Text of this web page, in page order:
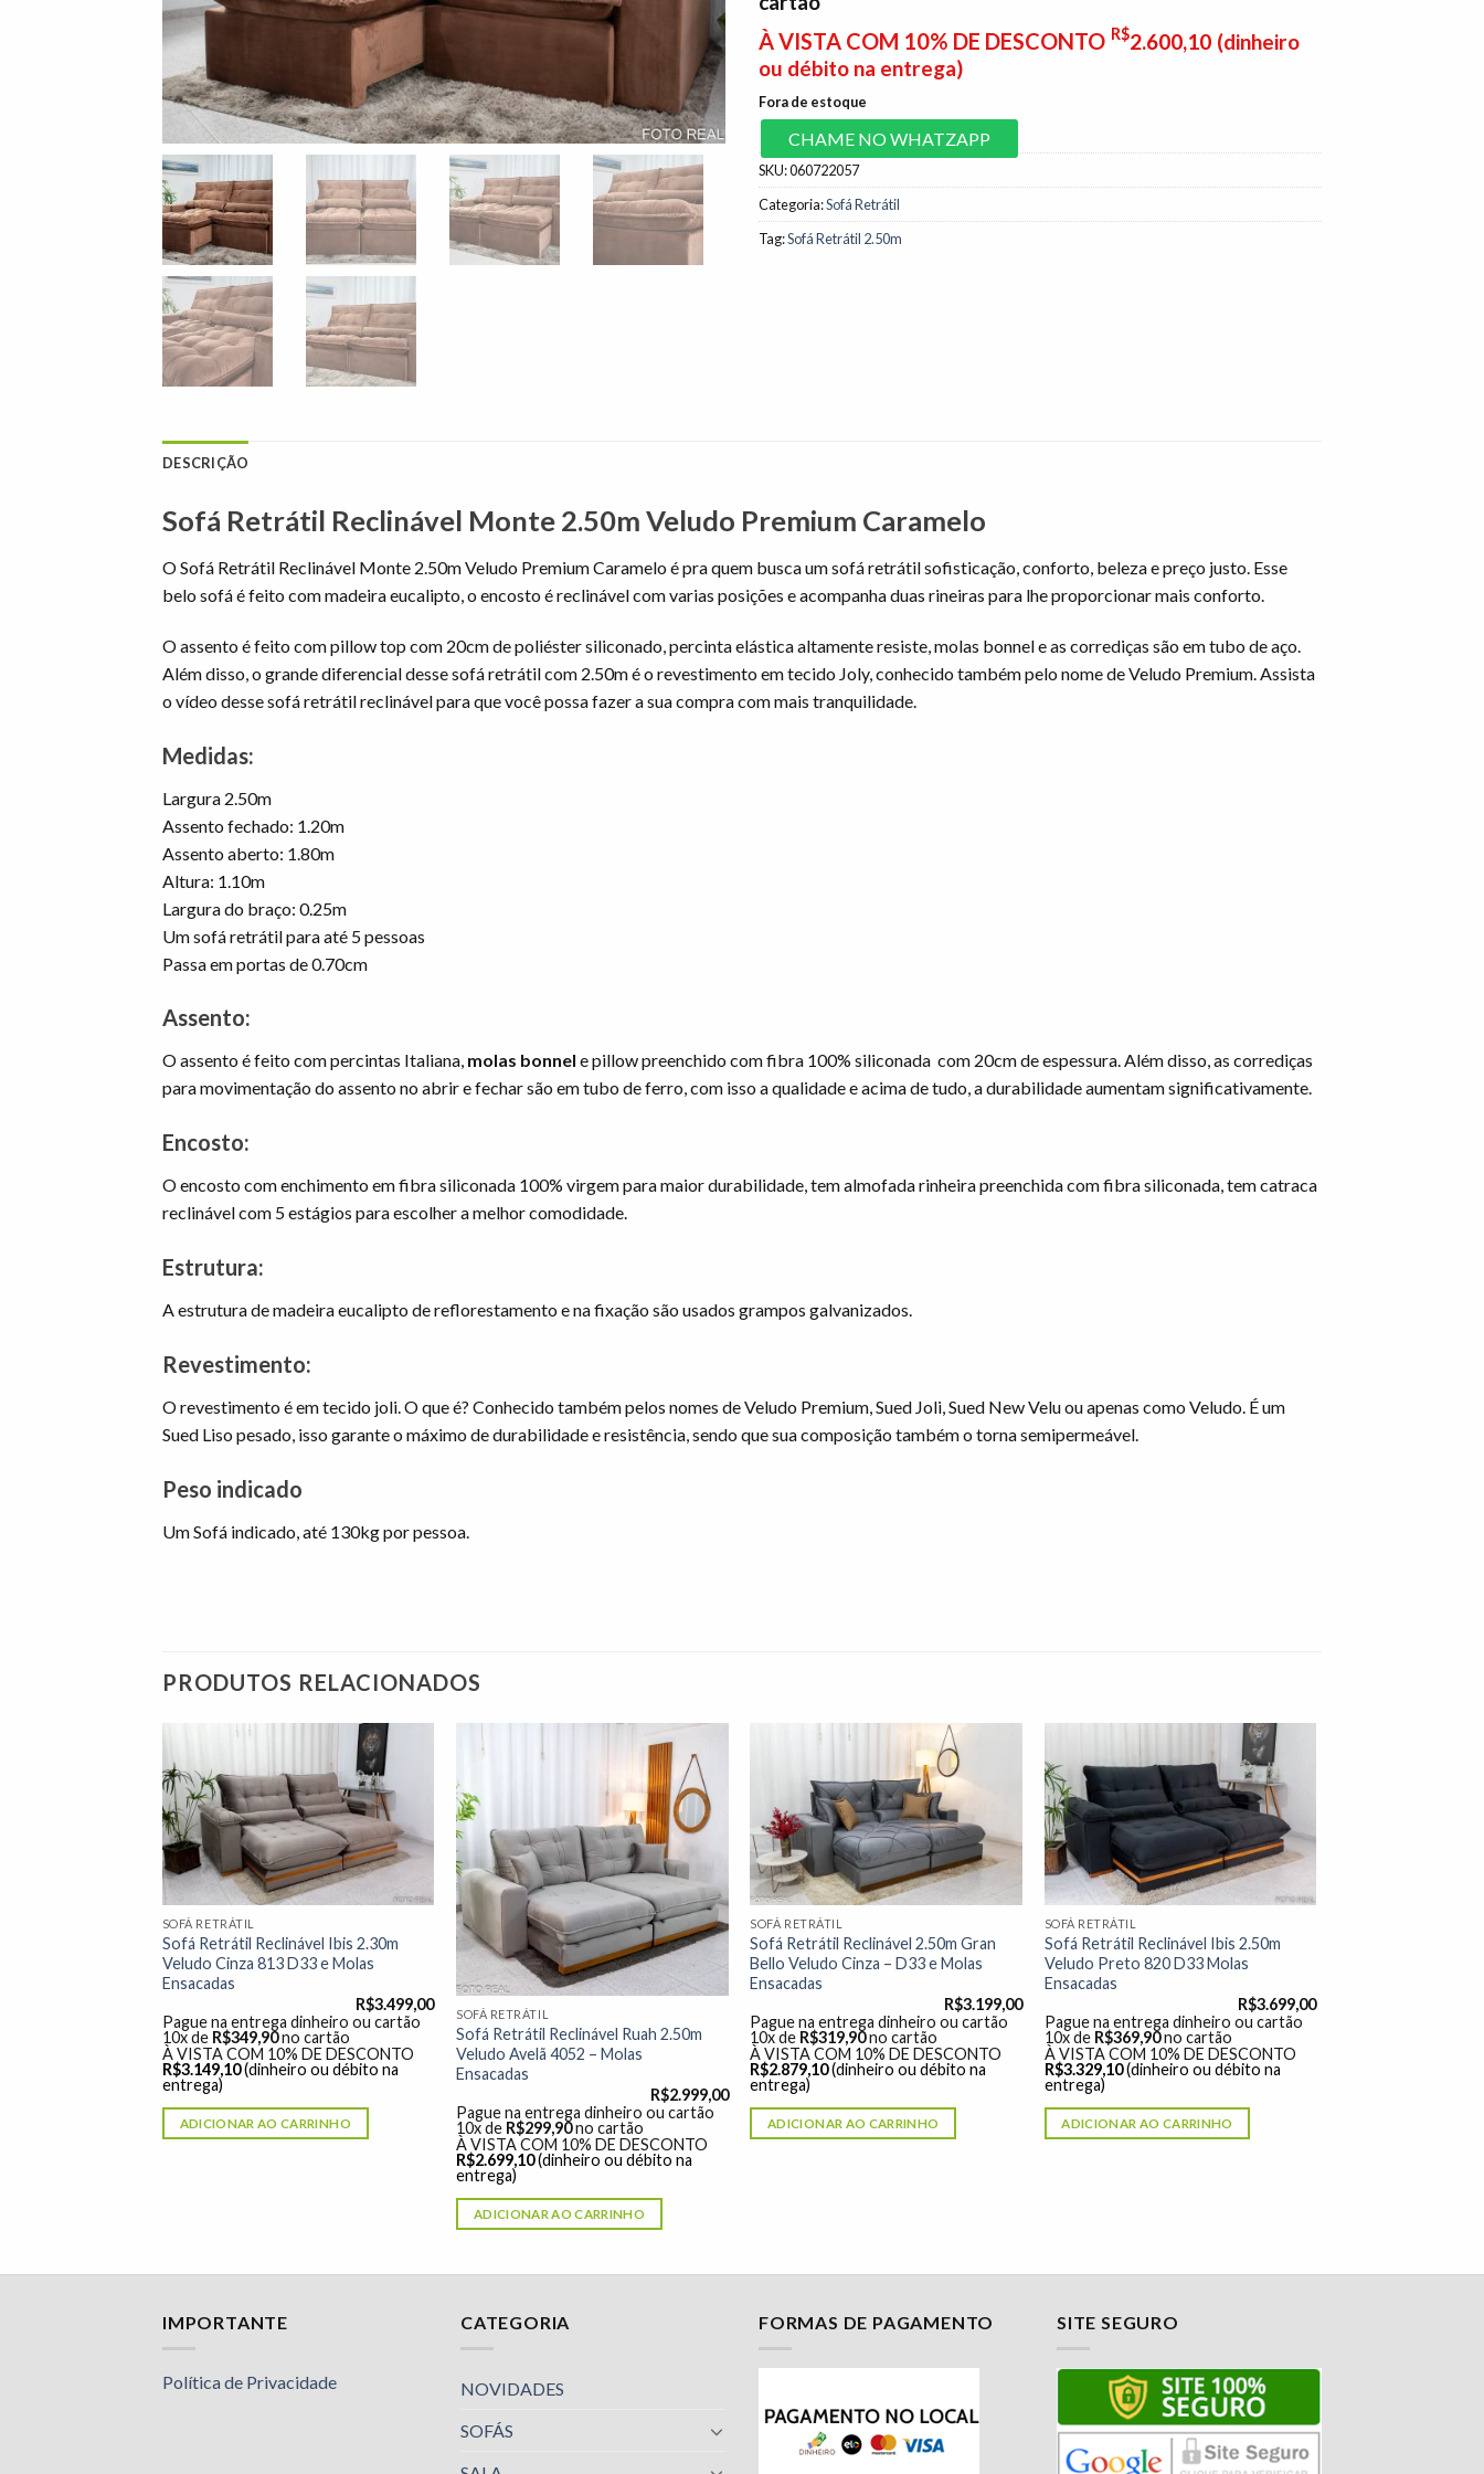
À VISTA COM 10% DE DESCONTO R$2.600,10 (dinheiro
ou débito na entrega)
Fora de estoque
CHAME NO WHATZAPP
SKU:060722057
Categoria:Sofá Retrátil
Tag:Sofá Retrátil 2.50m
DESCRIÇÃO
Sofá Retrátil Reclinável Monte 2.50m Veludo Premium Caramelo
O Sofá Retrátil Reclinável Monte 2.50m Veludo Premium Caramelo é pra quem busca um sofá retrátil sofisticação, conforto, beleza e preço justo. Esse
belo sofá é feito com madeira eucalipto, o encosto é reclinável com varias posições e acompanha duas rineiras para lhe proporcionar mais conforto.
O assento é feito com pillow top com 20cm de poliéster siliconado, percinta elástica altamente resiste, molas bonnel e as corrediças são em tubo de aço.
Além disso, o grande diferencial desse sofá retrátil com 2.50m é o revestimento em tecido Joly, conhecido também pelo nome de Veludo Premium. Assista
o vídeo desse sofá retrátil reclinável para que você possa fazer a sua compra com mais tranquilidade.
Medidas:
Largura 2.50m
Assento fechado: 1.20m
Assento aberto: 1.80m
Altura: 1.10m
Largura do braço: 0.25m
Um sofá retrátil para até 5 pessoas
Passa em portas de 0.70cm
Assento:
O assento é feito com percintas Italiana, molas bonnel e pillow preenchido com fibra 100% siliconada com 20cm de espessura. Além disso, as corrediças
para movimentação do assento no abrir e fechar são em tubo de ferro, com isso a qualidade e acima de tudo, a durabilidade aumentam significativamente.
Encosto:
O encosto com enchimento em fibra siliconada 100% virgem para maior durabilidade, tem almofada rinheira preenchida com fibra siliconada, tem catraca
reclinável com 5 estágios para escolher a melhor comodidade.
Estrutura:
A estrutura de madeira eucalipto de reflorestamento e na fixação são usados grampos galvanizados.
Revestimento:
O revestimento é em tecido joli. O que é? Conhecido também pelos nomes de Veludo Premium, Sued Joli, Sued New Velu ou apenas como Veludo. É um
Sued Liso pesado, isso garante o máximo de durabilidade e resistência, sendo que sua composição também o torna semipermeável.
Peso indicado
Um Sofá indicado, até 130kg por pessoa.
PRODUTOS RELACIONADOS
Adicionar
à lista de
desejos"
SOFÁ RETRÁTIL
Sofá Retrátil Reclinável Ibis 2.30m
Veludo Cinza 813 D33 e Molas
Ensacadas
R$3.499,00
Pague na entrega dinheiro ou cartão
10x de R$349,90no cartão
À VISTA COM 10% DE DESCONTO
R$3.149,10(dinheiro ou débito na
entrega)
ADICIONAR AO CARRINHO
Adicionar
à lista de
desejos"
SOFÁ RETRÁTIL
Sofá Retrátil Reclinável Ruah 2.50m
Veludo Avelã 4052 – Molas
Ensacadas
R$2.999,00
Pague na entrega dinheiro ou cartão
10x de R$299,90no cartão
À VISTA COM 10% DE DESCONTO
R$2.699,10(dinheiro ou débito na
entrega)
ADICIONAR AO CARRINHO
Adicionar
à lista de
desejos"
SOFÁ RETRÁTIL
Sofá Retrátil Reclinável 2.50m Gran
Bello Veludo Cinza – D33 e Molas
Ensacadas
R$3.199,00
Pague na entrega dinheiro ou cartão
10x de R$319,90no cartão
À VISTA COM 10% DE DESCONTO
R$2.879,10(dinheiro ou débito na
entrega)
ADICIONAR AO CARRINHO
Adicionar
à lista de
desejos"
SOFÁ RETRÁTIL
Sofá Retrátil Reclinável Ibis 2.50m
Veludo Preto 820 D33 Molas
Ensacadas
R$3.699,00
Pague na entrega dinheiro ou cartão
10x de R$369,90 no cartão
À VISTA COM 10% DE DESCONTO
R$3.329,10 (dinheiro ou débito na
entrega)
ADICIONAR AO CARRINHO
IMPORTANTE
Política de Privacidade
CATEGORIA
NOVIDADES
SOFÁS
FORMAS DE PAGAMENTO SITE SEGURO
para responder às suas perguntas. Pergunte-